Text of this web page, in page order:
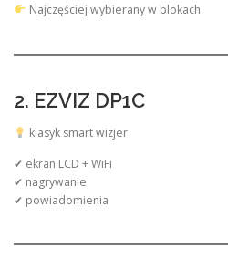
Najczęściej wybierany w blokach
2. EZVIZ DP1C
klasyk smart wizjer
✔ ekran LCD + WiFi
✔ nagrywanie
✔ powiadomienia